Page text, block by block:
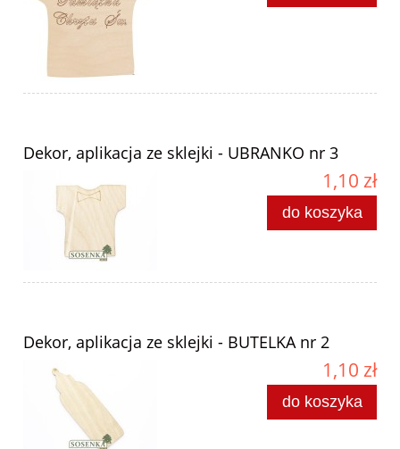
Dekor, aplikacja ze sklejki - UBRANKO nr 3
1,10 zł
do koszyka
Dekor, aplikacja ze sklejki - BUTELKA nr 2
1,10 zł
do koszyka